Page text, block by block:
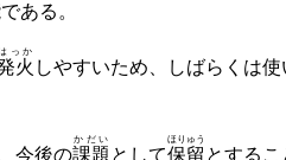
ある。
火
っか
しやすいため、しばらくは
今後の課題
かだい
として保留
ほりゅう
とするこ